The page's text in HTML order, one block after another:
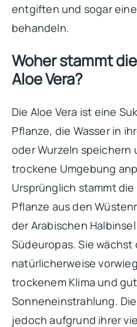
entgiften und sogar
behandeln.
Woher stammt
Aloe Vera?
Die Aloe Vera ist eine
Pflanze, die Wasser in
oder Wurzeln speichern
trockene Umgebung
Ursprünglich stammt
Pflanze aus den
der Arabischen
Südeuropas. Sie wächst
natürlicherweise
trockenem Klima und
Sonneneinstrahlung.
jedoch aufgrund ihrer